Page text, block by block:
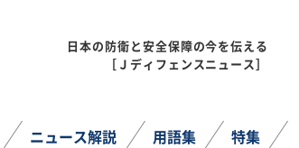
日本の防衛と安全保障の今を伝える
［Ｊディフェンスニュース］
ニュース解説 用語集 特集